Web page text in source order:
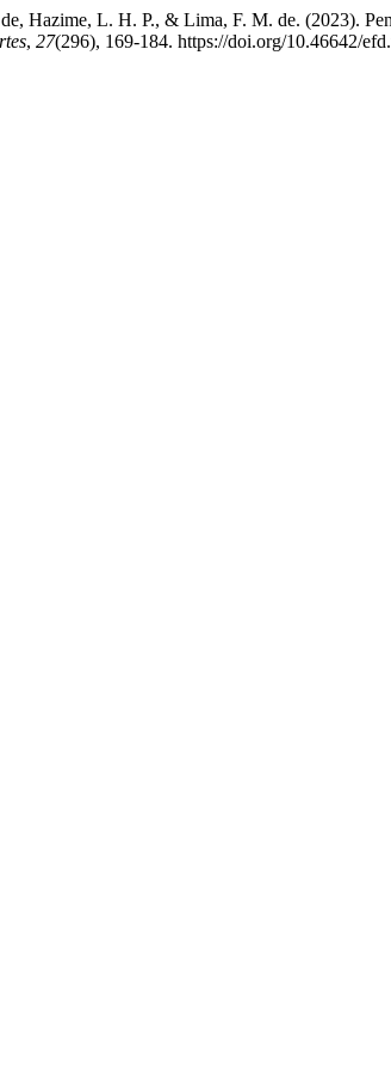
Hazime, L. H. P., & Lima, F. M. de. (2023).
, 27(296), 169-184. https://doi.org/10.46642/